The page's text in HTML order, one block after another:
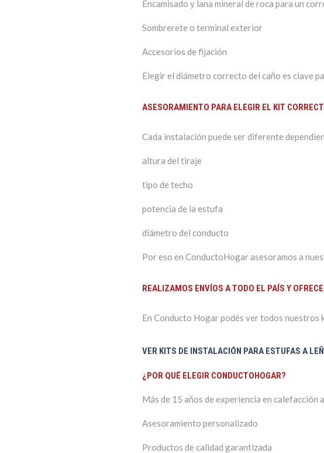
Encamisado y lana mineral de roca para un
Sombrerete o terminal exterior
Accesorios de fijación
Elegir el diámetro correcto del caño es clave
ASESORAMIENTO PARA ELEGIR EL KIT
Cada instalación puede ser diferente
altura del tiraje
tipo de techo
potencia de la estufa
diámetro del conducto
Por eso en ConductoHogar asesoramos a
REALIZAMOS ENVÍOS A TODO EL PAÍS Y
En Conducto Hogar podés ver todos
VER KITS DE INSTALACIÓN PARA ESTUFAS A
¿POR QUÉ ELEGIR CONDUCTOHOGAR?
Más de 15 años de experiencia en calefacción
Asesoramiento personalizado
Productos de calidad garantizada